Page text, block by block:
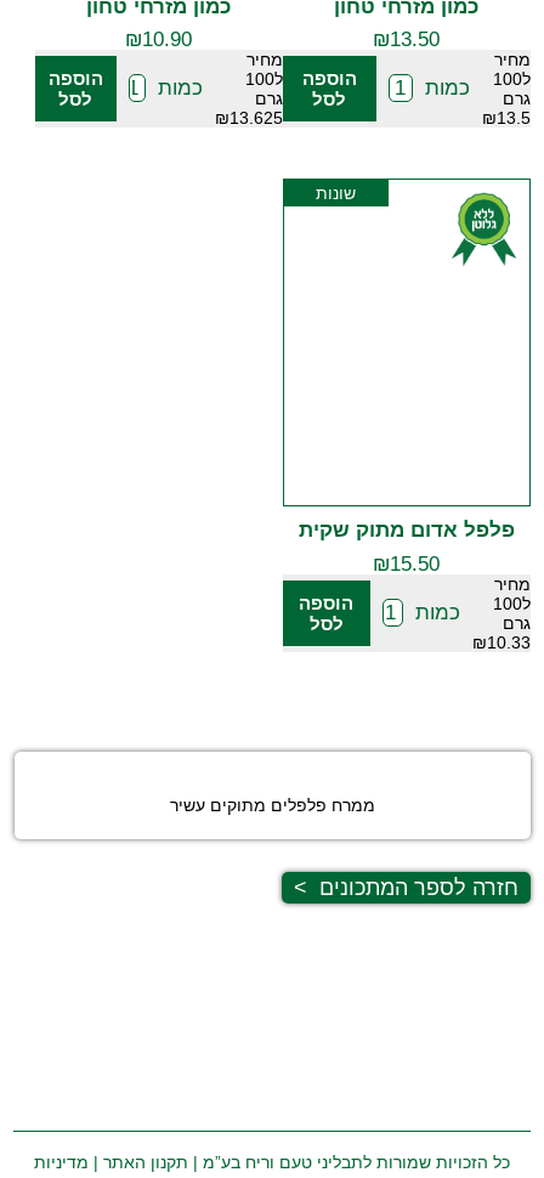
כמון מזרחי טחון
₪13.50
מחיר
ל100
גרם
₪13.5
כמות
הוספה
לסל
כמון מזרחי טחון
₪10.90
מחיר
ל100
גרם
₪13.625
כמות
הוספה
לסל
שונות
פלפל אדום מתוק שקית
₪15.50
מחיר
ל100
גרם
₪10.33
כמות
הוספה
לסל
ממרח פלפלים מתוקים עשיר
חזרה לספר המתכונים >
כל הזכויות שמורות לתבליני טעם וריח בע”מ | תקנון האתר | מדיניות